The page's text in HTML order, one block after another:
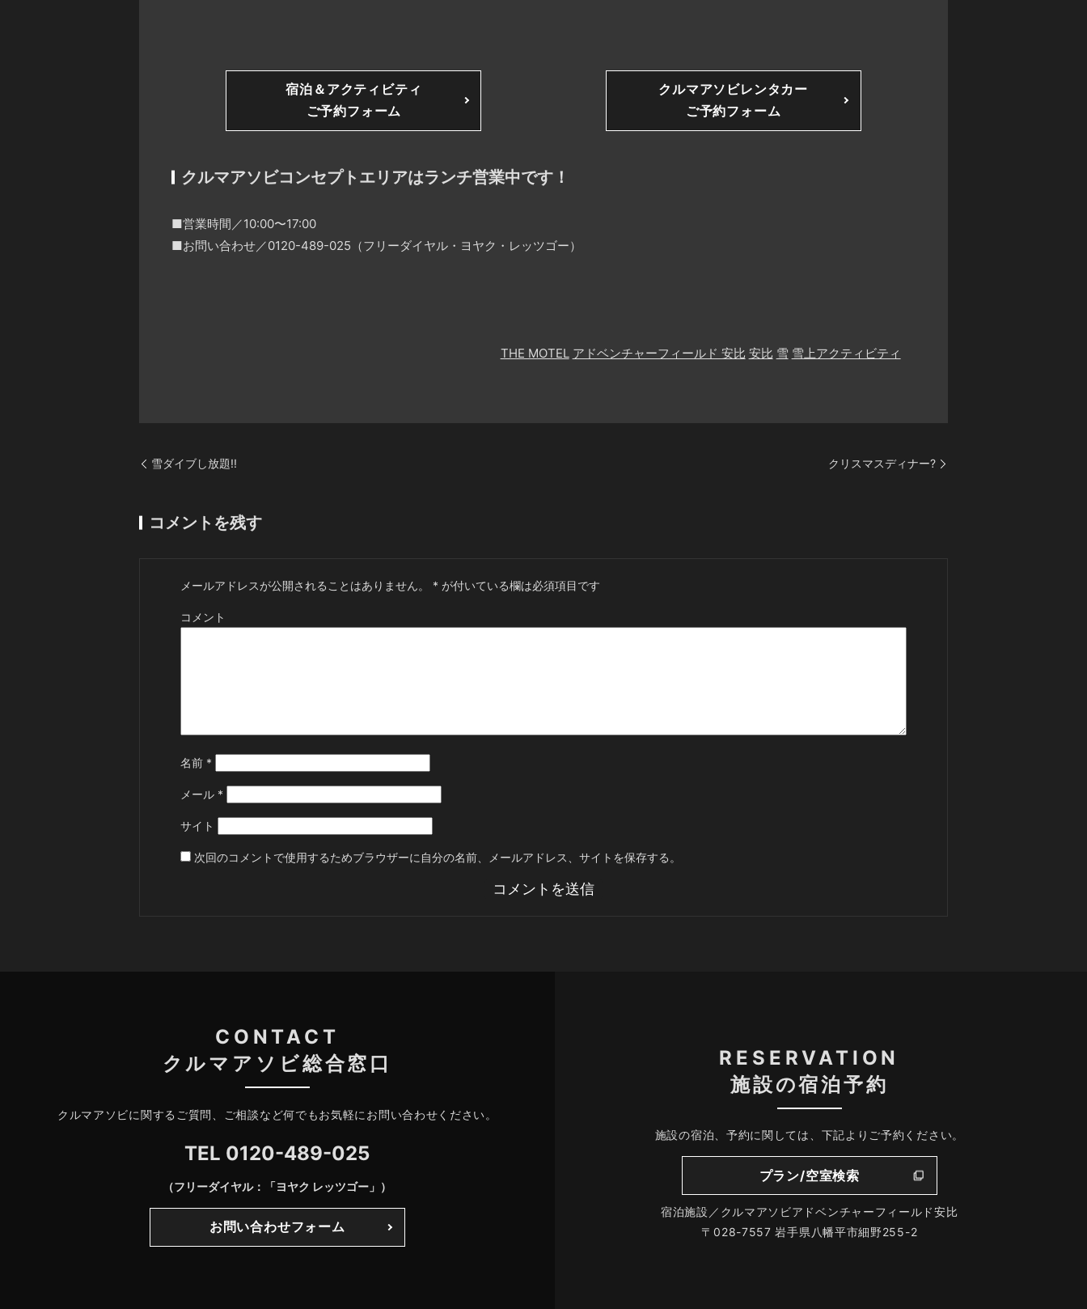
宿泊＆アクティビティ
ご予約フォーム
クルマアソビレンタカー
ご予約フォーム
クルマアソビコンセプトエリアはランチ営業中です！
■営業時間／10:00〜17:00
■お問い合わせ／0120-489-025（フリーダイヤル・ヨヤク・レッツゴー）
THE MOTEL アドベンチャーフィールド 安比 安比 雪 雪上アクティビティ
雪ダイブし放題!! クリスマスディナー?
コメントを残す
メールアドレスが公開されることはありません。 * が付いている欄は必須項目です
コメント
名前 *
メール *
サイト
次回のコメントで使用するためブラウザーに自分の名前、メールアドレス、サイトを保存する。
CONTACT
クルマアソビ総合窓口
クルマアソビに関するご質問、ご相談など何でもお気軽にお問い合わせください。
TEL 0120-489-025
（フリーダイヤル：「ヨヤク レッツゴー」）
お問い合わせフォーム
RESERVATION
施設の宿泊予約
施設の宿泊、予約に関しては、下記よりご予約ください。
プラン/空室検索
宿泊施設／クルマアソビアドベンチャーフィールド安比
〒028-7557 岩手県八幡平市細野255-2